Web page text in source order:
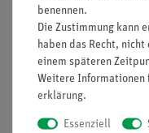
benennen.
Die Zustimmung kann
haben das Recht,
einem späteren
Weitere Informationen
erklärung.
Essenziell